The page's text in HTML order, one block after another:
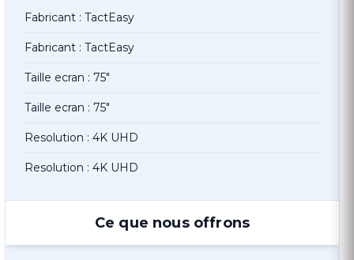
Fabricant : TactEasy
Fabricant : TactEasy
Taille ecran : 75"
Taille ecran : 75"
Resolution : 4K UHD
Resolution : 4K UHD
Ce que nous offrons